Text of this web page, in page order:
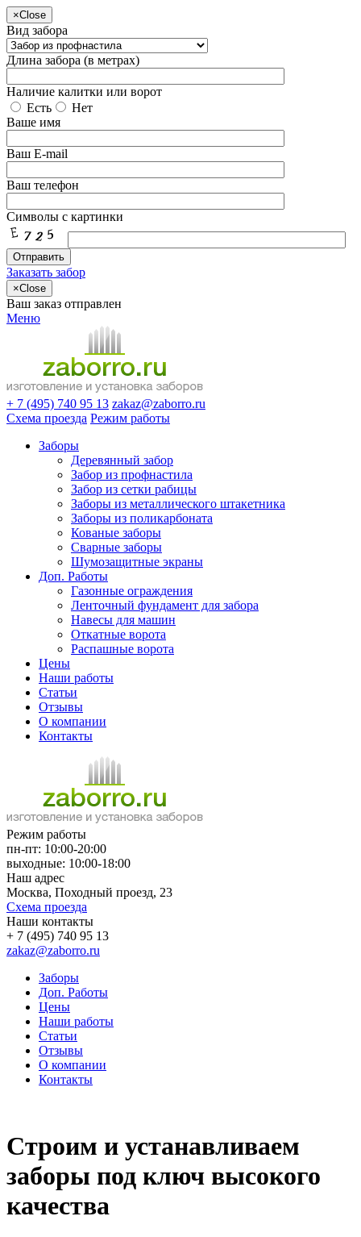
×Close
Вид забора
Длина забора (в метрах)
Наличие калитки или ворот
Есть
Нет
Ваше имя
Ваш E-mail
Ваш телефон
Символы с картинки
Заказать забор
×Close
Ваш заказ отправлен
Меню
+ 7 (495) 740 95 13 zakaz@zaborro.ru
Схема проезда Режим работы
Заборы
Деревянный забор
Забор из профнастила
Забор из сетки рабицы
Заборы из металлического штакетника
Заборы из поликарбоната
Кованые заборы
Сварные заборы
Шумозащитные экраны
Доп. Работы
Газонные ограждения
Ленточный фундамент для забора
Навесы для машин
Откатные ворота
Распашные ворота
Цены
Наши работы
Статьи
Отзывы
О компании
Контакты
Режим работы
пн-пт: 10:00-20:00
выходные: 10:00-18:00
Наш адрес
Москва, Походный проезд, 23
Схема проезда
Наши контакты
+ 7 (495) 740 95 13
zakaz@zaborro.ru
Заборы
Доп. Работы
Цены
Наши работы
Статьи
Отзывы
О компании
Контакты
Строим и устанавливаем
заборы под ключ высокого
качества